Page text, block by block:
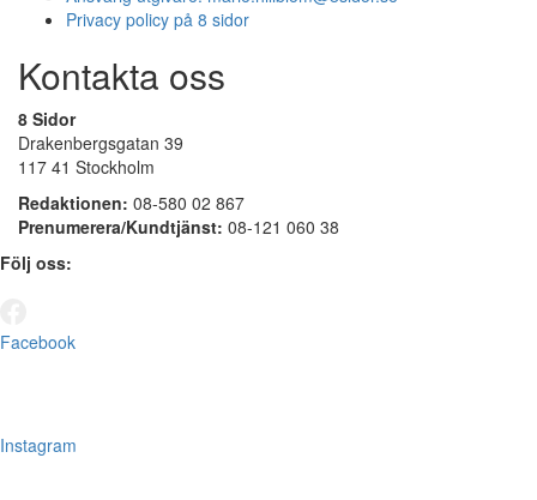
Privacy policy på 8 sidor
Kontakta oss
8 Sidor
Drakenbergsgatan 39
117 41 Stockholm
Redaktionen: 08-580 02 867
Prenumerera/Kundtjänst: 08-121 060 38
Följ oss:
Facebook
Instagram